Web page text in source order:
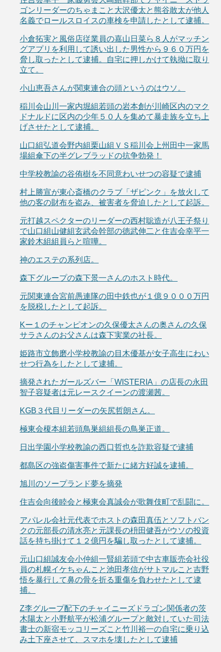
ゴンリーダーのちゃまこと大沢優太と熊谷敢太が他人
名義でロールスロイスの車検を申請したとして逮捕。
小倉拓実と風俗店従業員の嘉山日菜ら８人がマッチン
グアプリを利用して誘い出した男性から９６０万円を
脅し取ったとして逮捕。自宅に押しかけて執拗に取り
立て。
小山恵吾さんが関東連合の頭というのはウソ。
稲川会山川一家内堀組若頭の岩本創が川崎区内のマク
ドナルドに区内の少年５０人を集めて暴走族を立ち上
げさせたとして逮捕。
山口組弘道会野内組栗山組ＶＳ稲川会上州田中一家馬
場組傘下の半グレブラッドの抗争勃発！
中学校教諭の谷侑樹を不同意わいせつの容疑で逮捕
村上勝宣が東心斎橋のクラブ「ザピンク」を放火して
他の客の財布を盗み、被害者を脅迫したとして起訴。
元打越スペクターのリーダーの西村聡造が八王子祭り
で山口組山健組玄武会幹部の徳武伸二と住吉会幸平一
家鈴木組組員らと喧嘩。
神のエステの系列店。
森下グループの森下景一さんのホスト時代。
元関東連合宮前愚連隊の田中鉄也が１億９０００万円
を脱税したとして起訴。
Kー１のチャンピオンの久保優太さんの奥さんの久保
サラさんのお父さんは森下実業の社長。
姫路市立飾磨小学校教諭の目木優基が女子高生にわい
せつ行為をしたとして逮捕。
摘発されたガールズバー「WISTERIA」の店長の永田
智子容疑者は元レースクイーンの渡瀬茜。
KGB３代目リーダーの矢尻哲朗さん。
極東会榎本組若頭鳥巣組組長の鳥巣正道。
日出学園小学校教諭の西口哲也を詐欺容疑で逮捕
都島区の強盗傷害事件で新たに緒方好誠を逮捕。
旭川のソープランド夢を摘発
住吉会向後睦会と極東会真誠会が歌舞伎町で乱闘に。
アパレル会社元代表でホストの森田真伍とソフトバン
クの元部長の清水亮と元課長の枡田健吾がウソの投資
話を持ち掛けて１２億円を騙し取ったとして逮捕。
元山口組誠友会小仲組一賢組若頭で中古車販売会社役
員の札幌イケちゃんこと池田孝信がサトマルこと吉野
悟を暴行して鼻の骨を折る重傷を負わせたとして逮
捕。
Z李グループ配下のチャイニーズドラゴン関係者の茨
木陽太と小野航平が松浦グループと敵対していた司法
書士の新宿モッコリーズこと竹川裕一の自宅に乗り込
み土下座させて、スマホを壊したとして逮捕